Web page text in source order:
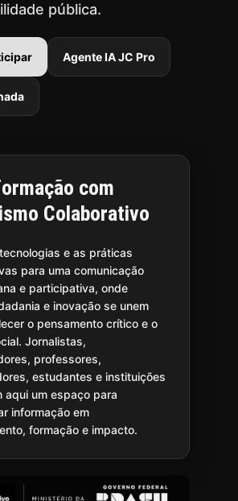
pública.
Agente IA JC Pro
com
Colaborativo
e as práticas
para uma comunicação
e participativa, onde
e inovação se unem
o pensamento crítico e o
Jornalistas,
professores,
estudantes e instituições
aqui um espaço para
informação em
formação e impacto.